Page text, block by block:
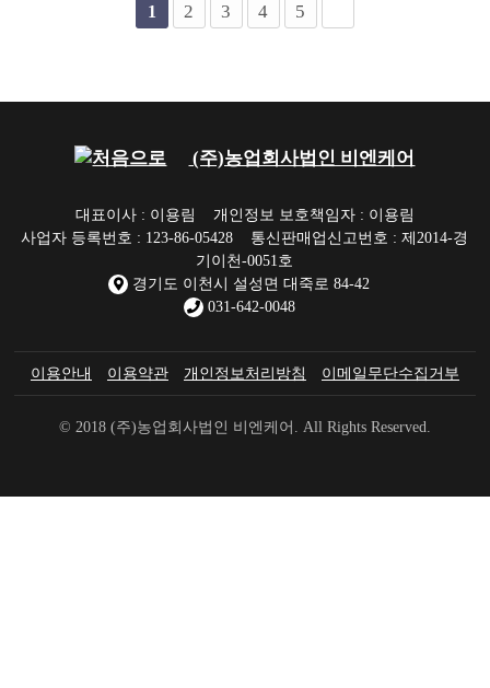
1 2 3 4 5
(주)농업회사법인 비엔케어
대표이사 : 이용림
개인정보 보호책임자 : 이용림
사업자 등록번호 : 123-86-05428
통신판매업신고번호 : 제2014-경
기이천-0051호
경기도 이천시 설성면 대죽로 84-42
031-642-0048
이용안내 이용약관 개인정보처리방침 이메일무단수집거부
© 2018 (주)농업회사법인 비엔케어. All Rights Reserved.